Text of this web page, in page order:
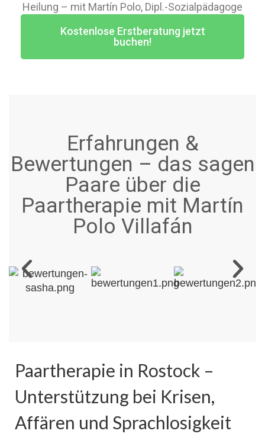
Heilung – mit Martín Polo, Dipl.-Sozialpädagoge
Kostenlose Erstberatung jetzt
buchen!
Erfahrungen &
Bewertungen – das sagen
Paare über die
Paartherapie mit Martín
Polo Villafán
Paartherapie in Rostock –
Unterstützung bei Krisen,
Affären und Sprachlosigkeit